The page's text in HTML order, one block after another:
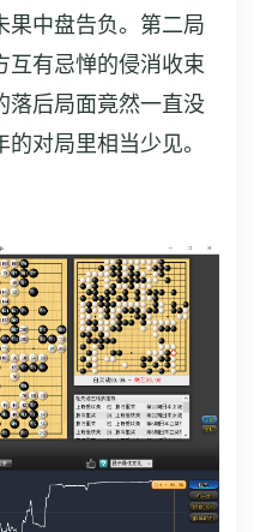
果中盘告负。第二局
互有忌惮的侵消收束
落后局面竟然一直没
对局里相当少见。